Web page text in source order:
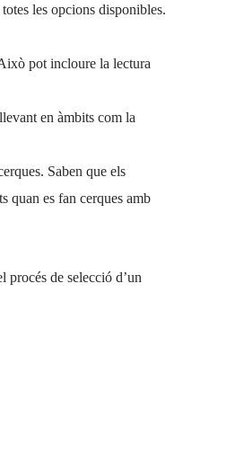
les opcions disponibles.
pot incloure la lectura
en àmbits com la
Saben que els
quan es fan cerques amb
procés de selecció d’un